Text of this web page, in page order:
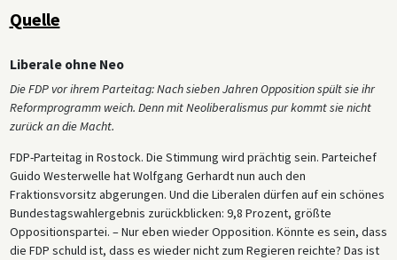
Quelle
Liberale ohne Neo
Die FDP vor ihrem Parteitag: Nach sieben Jahren Opposition spült sie ihr
Reformprogramm weich. Denn mit Neoliberalismus pur kommt sie nicht
zurück an die Macht.
FDP-Parteitag in Rostock. Die Stimmung wird prächtig sein. Parteichef
Guido Westerwelle hat Wolfgang Gerhardt nun auch den
Fraktionsvorsitz abgerungen. Und die Liberalen dürfen auf ein schönes
Bundestagswahlergebnis zurückblicken: 9,8 Prozent, größte
Oppositionspartei. – Nur eben wieder Opposition. Könnte es sein, dass
die FDP schuld ist, dass es wieder nicht zum Regieren reichte? Das ist